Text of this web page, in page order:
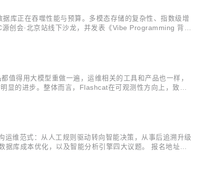
库正在吞噬性能与预算。多模态存储的复杂性、指数级增
创会·北京站线下沙龙，并发表《Vibe Programming 背
值得用大模型重做一遍，运维相关的工具和产品也一样，
显的进步。整体而言，Flashcat在可观测性方向上，致力
维范式：从人工规则驱动转向智能决策，从事后追溯升级
库成本优化，以及智能分析引擎四大议题。 报名地址：h